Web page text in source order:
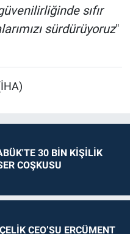
sıfır
sürdürüyoruz"
30 BİN KİŞİLİK
COŞKUSU
CEO’SU ERCÜMENT